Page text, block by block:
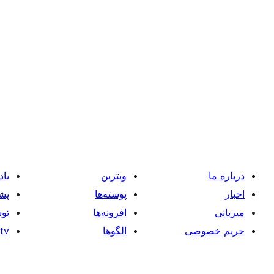
درباره ما
اخبار
میزبانی
حریم خصوصی
ویترین
پوسته‌ها
افزونه‌ها
الگوها